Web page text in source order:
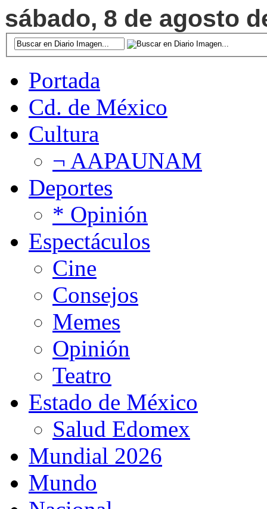
sábado, 8 de agosto
Portada
Cd. de México
Cultura
¬ AAPAUNAM
Deportes
* Opinión
Espectáculos
Cine
Consejos
Memes
Opinión
Teatro
Estado de México
Salud Edomex
Mundial 2026
Mundo